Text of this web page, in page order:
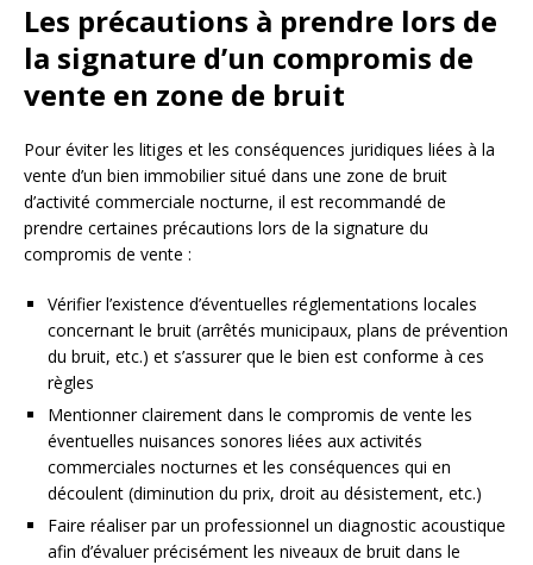
Les précautions à prendre lors de
la signature d’un compromis de
vente en zone de bruit
Pour éviter les litiges et les conséquences juridiques liées à la
vente d’un bien immobilier situé dans une zone de bruit
d’activité commerciale nocturne, il est recommandé de
prendre certaines précautions lors de la signature du
compromis de vente :
Vérifier l’existence d’éventuelles réglementations locales
concernant le bruit (arrêtés municipaux, plans de prévention
du bruit, etc.) et s’assurer que le bien est conforme à ces
règles
Mentionner clairement dans le compromis de vente les
éventuelles nuisances sonores liées aux activités
commerciales nocturnes et les conséquences qui en
découlent (diminution du prix, droit au désistement, etc.)
Faire réaliser par un professionnel un diagnostic acoustique
afin d’évaluer précisément les niveaux de bruit dans le